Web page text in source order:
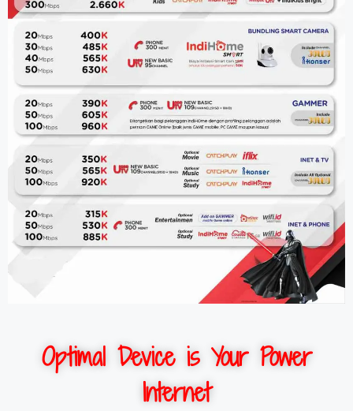
Optimal Device is Your Power
Internet